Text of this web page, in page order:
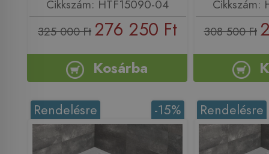
Cikkszám: HTF15090-04
325 000 Ft 276 250 Ft
Kosárba
Cikkszám:
308 500 Ft
-15%
Rendelésre Rendelésre